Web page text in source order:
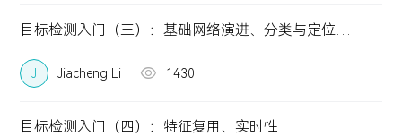
目标检测入门（三）：基础网络演进、分类与定位的权衡
J Jiacheng Li 1430
目标检测入门（四）：特征复用、实时性